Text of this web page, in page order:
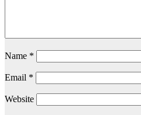
Name *
Email *
Website